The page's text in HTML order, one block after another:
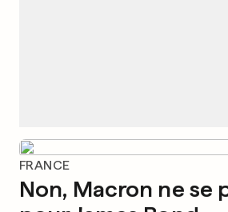
FRANCE
Non, Macron ne se